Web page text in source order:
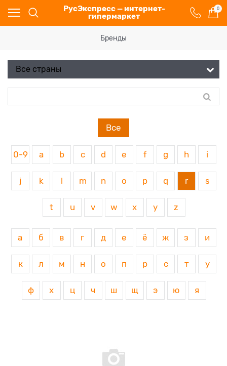
РусЭкспресс — интернет-
гипермаркет
0
Бренды
Все
0-9 a b c d e f g h i
j k m n o p q r s
t u v w x y z
а б в г д е ё ж з и
к л м н о п р с т у
ф х ц ч ш щ э ю я